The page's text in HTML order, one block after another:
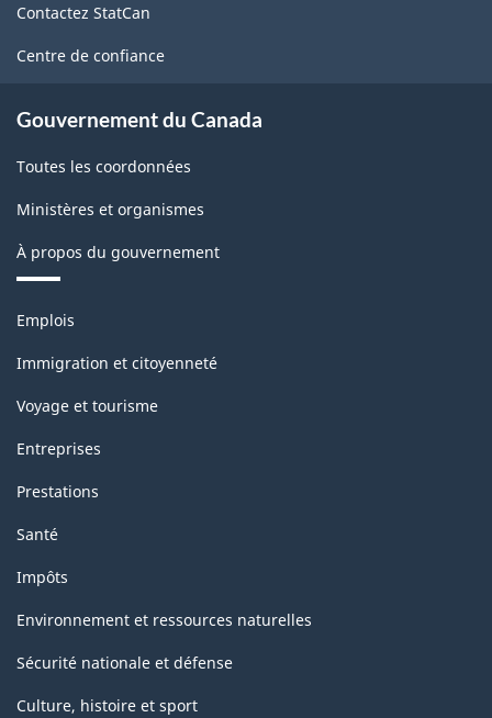
ce
site
Contactez StatCan
Centre de confiance
Gouvernement du Canada
Toutes les coordonnées
Ministères et organismes
À propos du gouvernement
Thèmes
sujets
Emplois
Immigration et citoyenneté
Voyage et tourisme
Entreprises
Prestations
Santé
Impôts
Environnement et ressources naturelles
Sécurité nationale et défense
Culture, histoire et sport